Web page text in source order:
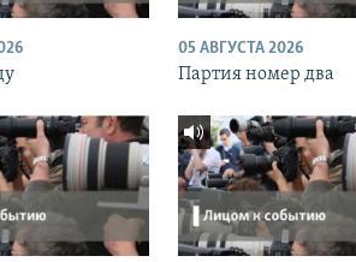
05 АВГУСТА 2026
Партия номер два